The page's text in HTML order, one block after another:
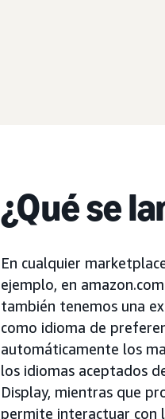
¿Qué se
En cualquier
ejemplo, en
también tenemos una
como idioma de
automáticamente los
los idiomas aceptados
Display, mientras que
permite interactuar con